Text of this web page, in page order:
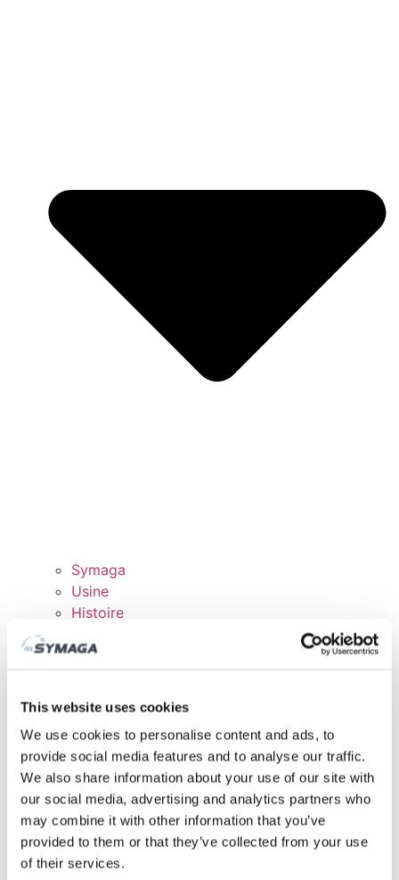
This website uses cookies
We use cookies to personalise content and ads, to
provide social media features and to analyse our traffic.
We also share information about your use of our site with
our social media, advertising and analytics partners who
may combine it with other information that you’ve
provided to them or that they’ve collected from your use
of their services.
Symaga
Usine
Histoire
Responsabilité des Entreprises
Certificats et politiques
DOMAINE CLIENTS